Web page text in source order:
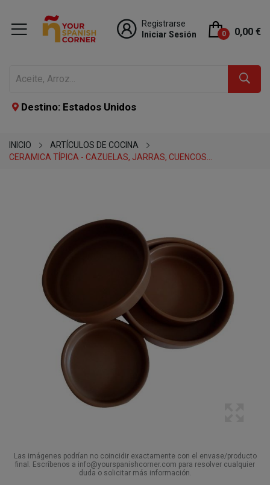
Registrarse
Iniciar Sesión
0 0,00 €
Destino: Estados Unidos
INICIO
ARTÍCULOS DE COCINA
CERAMICA TÍPICA - CAZUELAS, JARRAS, CUENCOS...
Las imágenes podrían no coincidir exactamente con el envase/producto
final. Escríbenos a info@yourspanishcorner.com para resolver cualquier
duda o solicitar más información.